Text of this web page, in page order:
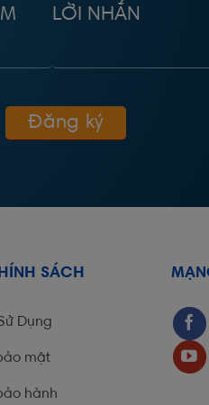
LỜI NHẮN
SÁCH
Dụng
mật
hành